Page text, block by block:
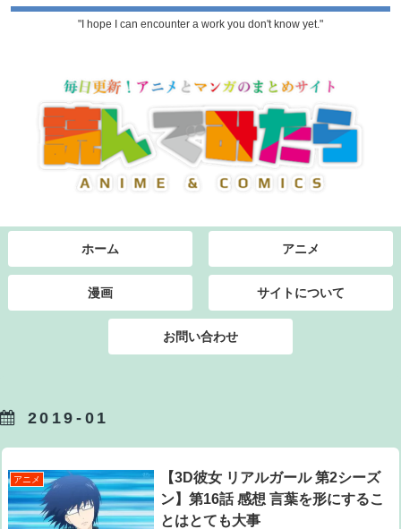
"I hope I can encounter a work you don't know yet."
ホーム アニメ
漫画 サイトについて
お問い合わせ
2019-01
アニメ
【3D彼女 リアルガール 第2シーズ
ン】第16話 感想 言葉を形にするこ
とはとても大事